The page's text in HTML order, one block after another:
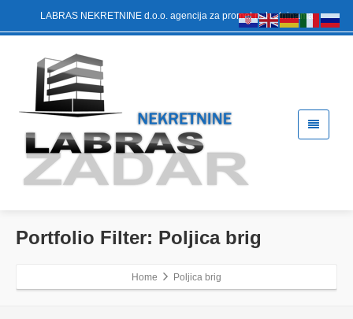
LABRAS NEKRETNINE d.o.o. agencija za promet nekretninama
Portfolio Filter: Poljica brig
Home Poljica brig